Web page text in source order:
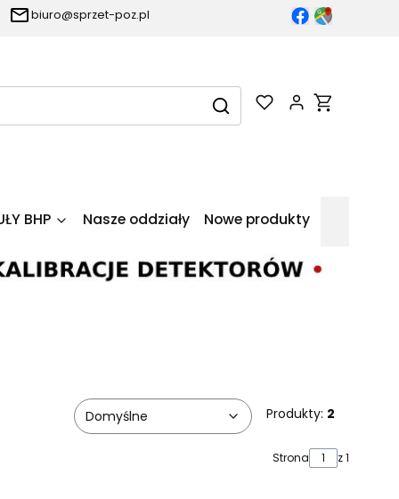
biuro@sprzet-poz.pl
WyczyśćSzukaj
Produkty w
BHP Nasze oddziały Nowe produkty
Domyślne Produkty: 2
Strona z 1